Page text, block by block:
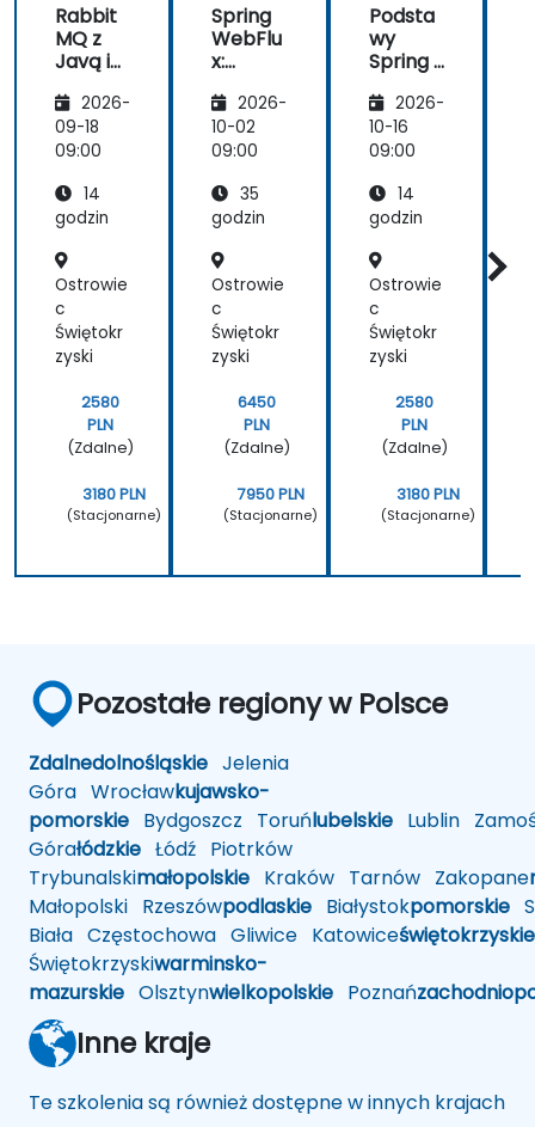
było
okraszone
przykładami
z życia i
dobrymi
praktykami.
trener jest
pasjonatem
oraz lubi (i
potrafi)
przekazywać
swoją
wiedzę dalej.
Życzę sobie i
innym
kursantom
takich
szkoleń :)
Rabbit
MQ z
Javą i
2026-
09-18
09:00
14
godzin
Ostrowie
c
Świętokr
zyski
2580
PLN
(Zdalne)
3180 PLN
(Stacjonarne)
Spring
WebFlu
x:
mowani
e
reakty
skalow
alnych
interne
towych
2026-
10-02
09:00
35
godzin
Ostrowie
c
Świętokr
zyski
6450
PLN
(Zdalne)
7950 PLN
(Stacjonarne)
Podsta
wy
Spring z
Boot
3.5.5 i
Java 21
2026-
10-16
09:00
14
godzin
Ostrowie
c
Świętokr
zyski
2580
PLN
(Zdalne)
3180 PLN
(Stacjonarne)
Pozostałe regiony w Polsce
Zdalnedolnośląskie Jelenia
Góra Wrocławkujawsko-
pomorskie Bydgoszcz Toruńlubelskie Lublin
Górałódzkie Łódź Piotrków
Trybunalskimałopolskie Kraków Tarnów Zakopane
Małopolski Rzeszówpodlaskie Białystokpomorskie
Biała Częstochowa Gliwice Katowiceświętokrzyskie
Świętokrzyskiwarminsko-
mazurskie Olsztynwielkopolskie Poznań
Inne kraje
Te szkolenia są również dostępne w innych krajach